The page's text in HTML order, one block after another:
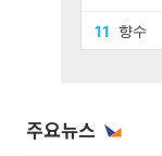
주요뉴스